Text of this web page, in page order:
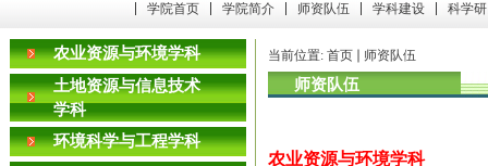
学院首页 学院简介 师资队伍 学科建设 科学
农业资源与环境学科
土地资源与信息技术
学科
环境科学与工程学科
当前位置: 首页 师资队伍
师资队伍
农业资源与环境学科